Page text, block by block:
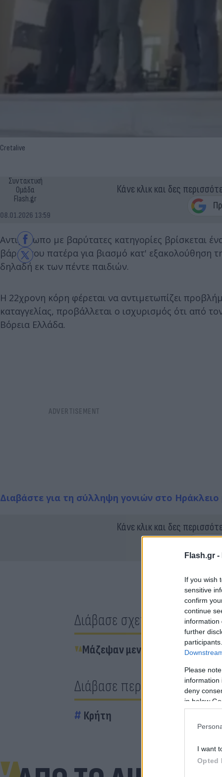
Flash.gr -
If you wish
sensitive
confirm
continue
information
further
Please
information
deny
in below
I want
Opted
Cretalive
Συντακτική
Ομάδα
Flash.gr
08.01.2026 13:59
Κάνε κλικ και δες
Αντιμέτωπο με βαρύτατες κατηγορίες βρίσκεται
βάρος του πατέρα για βιασμό κατ' εξακολούθηση
δηλαδή εκ των πέντε παιδιών.
Η 22χρονη κόρη φέρεται να αντιμετωπίζει
καταγγελίας, προβάλλεται ο ισχυρισμός ότι από
Βόρεια Ελλάδα.
Διαβάστε για τη σύλληψη γονιών στο
Κάνε κλικ και δες
Διάβασε σχετικά
Μάζεψαν μεν τα σκουπίδια,
Διάβασε περισσότερα
Κρήτη